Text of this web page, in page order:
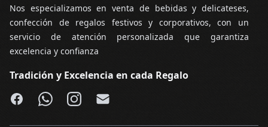
Nos especializamos en venta de bebidas y delicateses,
confección de regalos festivos y corporativos, con un
servicio de atención personalizada que garantiza
excelencia y confianza
Tradición y Excelencia en cada Regalo
Facebook
WhatsApp
Instagram
Email